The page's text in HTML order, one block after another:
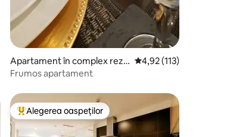
Apartament în complex rezi
dențial în San Miguel
Scor mediu de 4,92
4,92 (113)
Frumos apartament
Locuință din topul categoriei Alegerea oaspeților
Alegerea oaspeților